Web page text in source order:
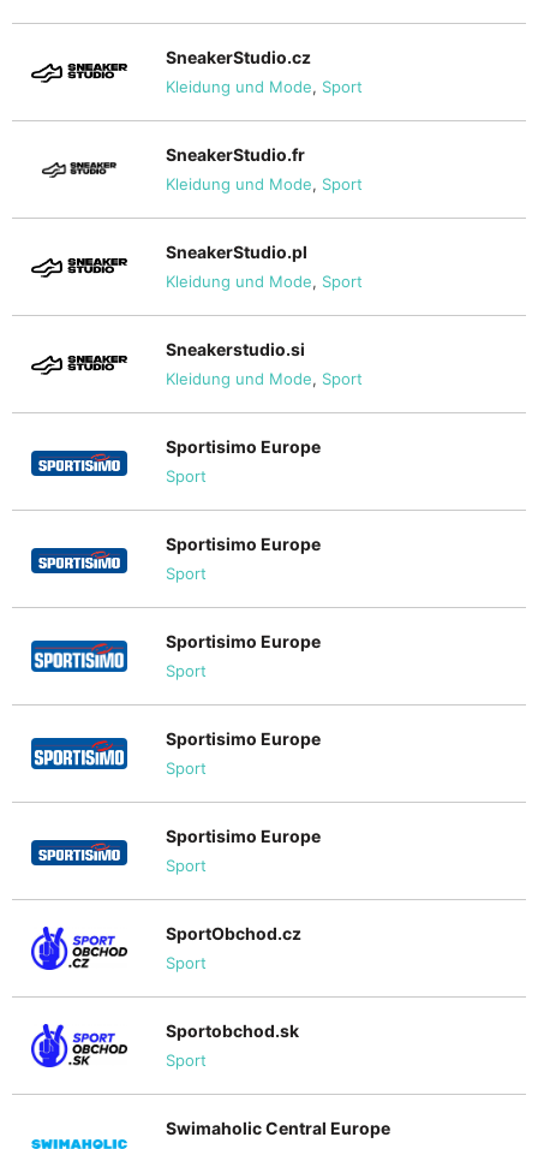
SneakerStudio.cz
Kleidung und Mode, Sport
SneakerStudio.fr
Kleidung und Mode, Sport
SneakerStudio.pl
Kleidung und Mode, Sport
Sneakerstudio.si
Kleidung und Mode, Sport
Sportisimo Europe
Sport
Sportisimo Europe
Sport
Sportisimo Europe
Sport
Sportisimo Europe
Sport
Sportisimo Europe
Sport
SportObchod.cz
Sport
Sportobchod.sk
Sport
Swimaholic Central Europe